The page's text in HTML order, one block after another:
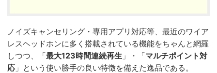
ノイズキャンセリング・専用アプリ対応等、最近のワイア
レスヘッドホンに多く搭載されている機能をちゃんと網羅
しつつ、「最大123時間連続再生 」・「マルチポイント対
応 」という使い勝手の良い特徴を備えた逸品である。